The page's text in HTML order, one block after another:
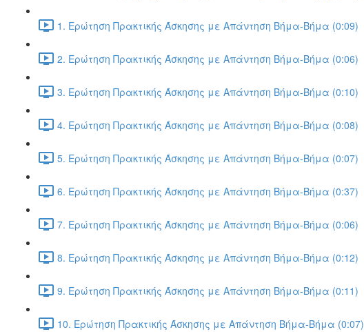
1. Ερώτηση Πρακτικής Άσκησης με Απάντηση Βήμα-Βήμα (0:09)
2. Ερώτηση Πρακτικής Άσκησης με Απάντηση Βήμα-Βήμα (0:06)
3. Ερώτηση Πρακτικής Άσκησης με Απάντηση Βήμα-Βήμα (0:10)
4. Ερώτηση Πρακτικής Άσκησης με Απάντηση Βήμα-Βήμα (0:08)
5. Ερώτηση Πρακτικής Άσκησης με Απάντηση Βήμα-Βήμα (0:07)
6. Ερώτηση Πρακτικής Άσκησης με Απάντηση Βήμα-Βήμα (0:37)
7. Ερώτηση Πρακτικής Άσκησης με Απάντηση Βήμα-Βήμα (0:06)
8. Ερώτηση Πρακτικής Άσκησης με Απάντηση Βήμα-Βήμα (0:12)
9. Ερώτηση Πρακτικής Άσκησης με Απάντηση Βήμα-Βήμα (0:11)
10. Ερώτηση Πρακτικής Άσκησης με Απάντηση Βήμα-Βήμα (0:07)